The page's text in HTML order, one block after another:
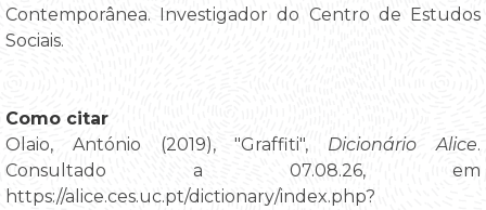
Contemporânea. Investigador do Centro de Estudos
Sociais.
Como citar
Olaio, António (2019), "Graffiti", Dicionário Alice.
Consultado a 07.08.26, em
https://alice.ces.uc.pt/dictionary/index.php?